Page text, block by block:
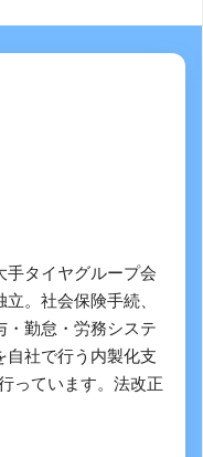
手タイヤグループ会
。社会保険手続、
・勤怠・労務システ
自社で行う内製化支
っています。法改正